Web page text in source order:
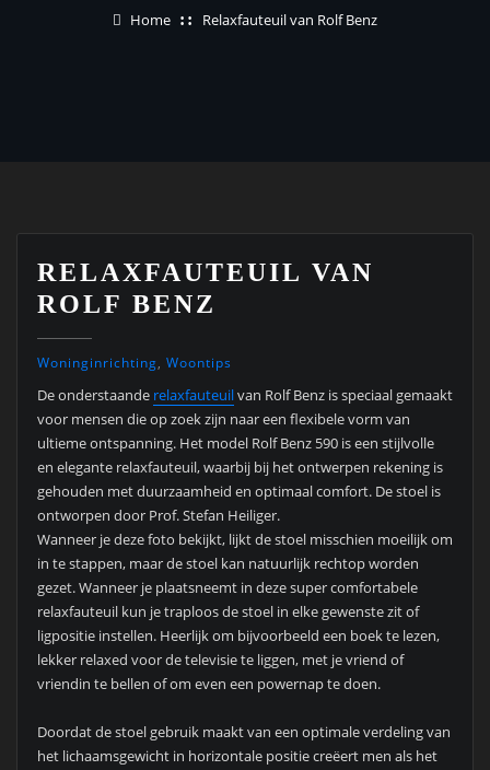
Home Relaxfauteuil van Rolf Benz
RELAXFAUTEUIL VAN
ROLF BENZ
Woninginrichting, Woontips
De onderstaande relaxfauteuilvan Rolf Benz is speciaal gemaakt
voor mensen die op zoek zijn naar een flexibele vorm van
ultieme ontspanning. Het model Rolf Benz 590 is een stijlvolle
en elegante relaxfauteuil, waarbij bij het ontwerpen rekening is
gehouden met duurzaamheid en optimaal comfort. De stoel is
ontworpen door Prof. Stefan Heiliger.
Wanneer je deze foto bekijkt, lijkt de stoel misschien moeilijk om
in te stappen, maar de stoel kan natuurlijk rechtop worden
gezet. Wanneer je plaatsneemt in deze super comfortabele
relaxfauteuil kun je traploos de stoel in elke gewenste zit of
ligpositie instellen. Heerlijk om bijvoorbeeld een boek te lezen,
lekker relaxed voor de televisie te liggen, met je vriend of
vriendin te bellen of om even een powernap te doen.
Doordat de stoel gebruik maakt van een optimale verdeling van
het lichaamsgewicht in horizontale positie creëert men als het